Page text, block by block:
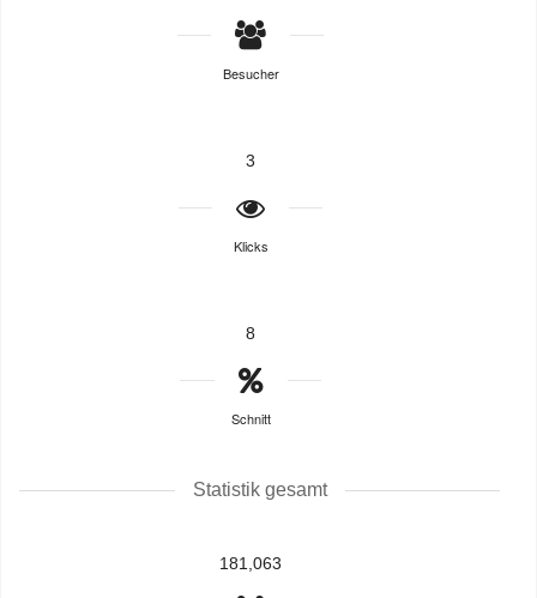
Besucher
3
Klicks
8
Schnitt
Statistik gesamt
181,063